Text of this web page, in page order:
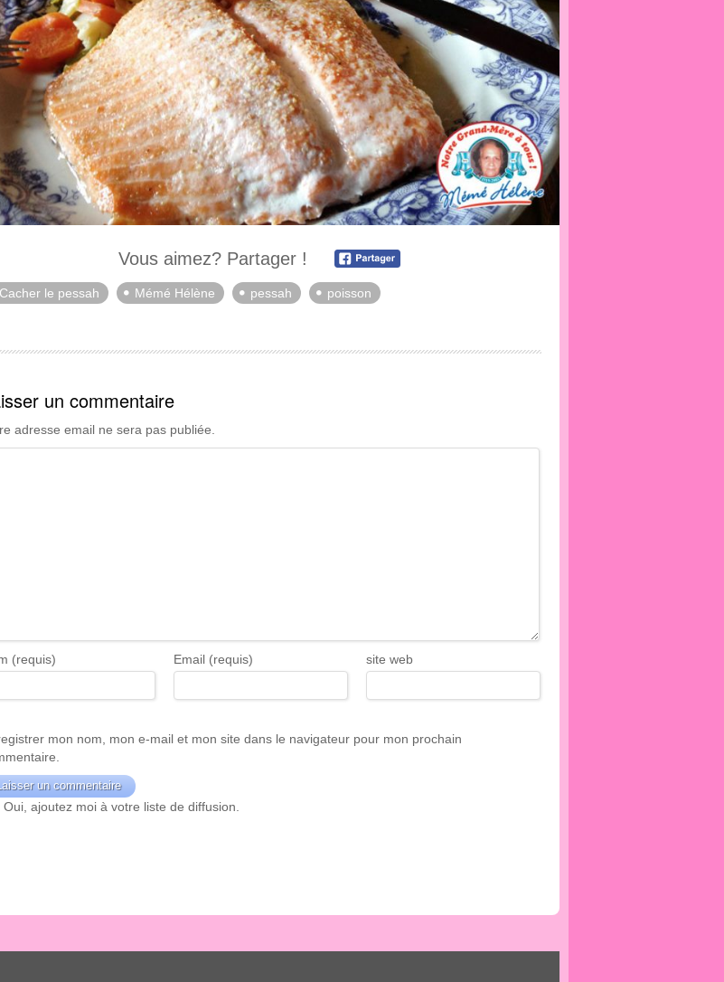
Vous aimez? Partager !
Cacher le pessah Mémé Hélène pessah poisson
un commentaire
adresse email ne sera pas publiée.
(requis) Email (requis) site web
mon nom, mon e-mail et mon site dans le navigateur pour mon prochain
Oui, ajoutez moi à votre liste de diffusion.